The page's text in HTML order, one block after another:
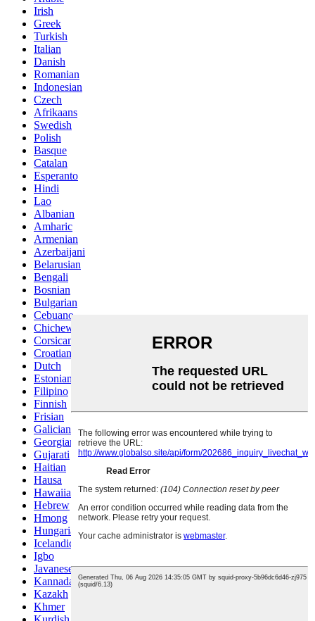
Irish
Greek
Turkish
Italian
Danish
Romanian
Indonesian
Czech
Afrikaans
Swedish
Polish
Basque
Catalan
Esperanto
Hindi
Lao
Albanian
Amharic
Armenian
Azerbaijani
Belarusian
Bengali
Bosnian
Bulgarian
Cebuano
Chichewa
Corsican
Croatian
Dutch
Estonian
Filipino
Finnish
Frisian
Galician
Georgian
Gujarati
Haitian
Hausa
Hawaiian
Hebrew
Hmong
Hungarian
Icelandic
Igbo
Javanese
Kannada
Kazakh
Khmer